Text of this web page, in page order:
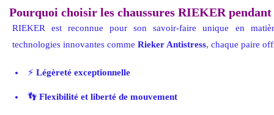
Pourquoi choisir les chaussures RIEKER pendant
RIEKER est reconnue pour son savoir-faire unique en
technologies innovantes comme Rieker Antistress, chaque paire
⚡ Légèreté exceptionnelle
👣Flexibilité et liberté de mouvement